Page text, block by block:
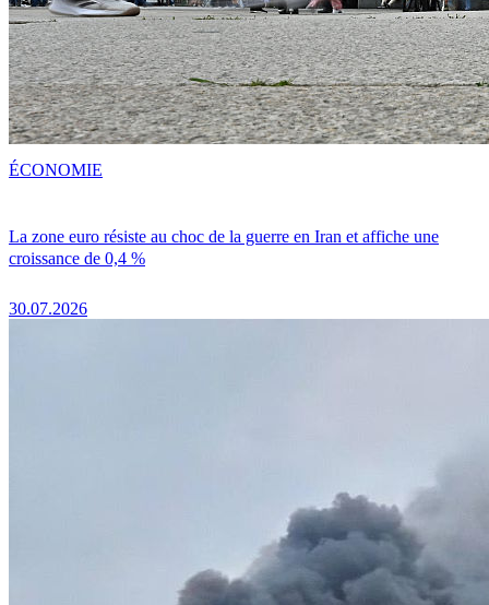
La zone euro résiste au choc de la guerre en Iran et affiche une
croissance de 0,4 %
30.07.2026
ÉCONOMIE